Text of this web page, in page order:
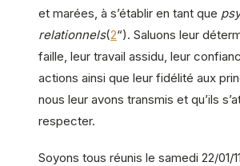
et marées, à s’établir en tant que
relationnels(2“). Saluons leur
faille, leur travail assidu, leur
actions ainsi que leur fidélité aux
nous leur avons transmis et qu’ils
respecter.
Soyons tous réunis le samedi 22/01/